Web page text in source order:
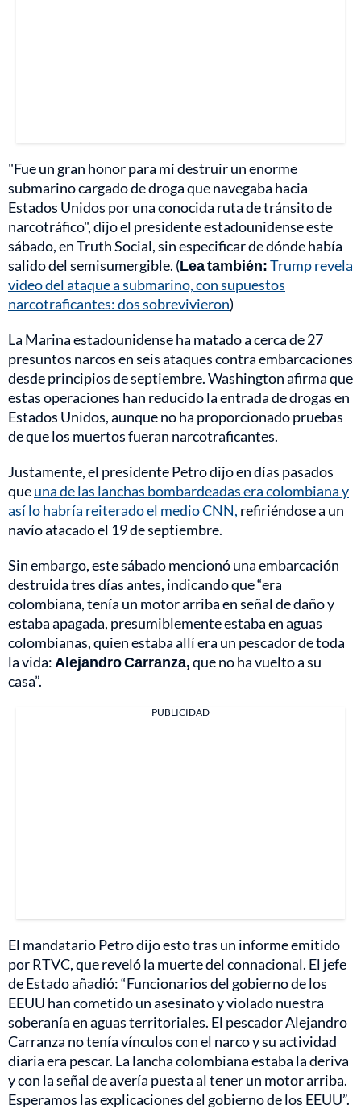
"Fue un gran honor para mí destruir un enorme
submarino cargado de droga que navegaba hacia
Estados Unidos por una conocida ruta de tránsito de
narcotráfico", dijo el presidente estadounidense este
sábado, en Truth Social, sin especificar de dónde había
salido del semisumergible. (Lea también:Trump revela
video del ataque a submarino, con supuestos
narcotraficantes: dos sobrevivieron)
La Marina estadounidense ha matado a cerca de 27
presuntos narcos en seis ataques contra embarcaciones
desde principios de septiembre. Washington afirma que
estas operaciones han reducido la entrada de drogas en
Estados Unidos, aunque no ha proporcionado pruebas
de que los muertos fueran narcotraficantes.
Justamente, el presidente Petro dijo en días pasados
queuna de las lanchas bombardeadas era colombiana y
así lo habría reiterado el medio CNN, refiriéndose a un
navío atacado el 19 de septiembre.
Sin embargo, este sábado mencionó una embarcación
destruida tres días antes, indicando que “era
colombiana, tenía un motor arriba en señal de daño y
estaba apagada, presumiblemente estaba en aguas
colombianas, quien estaba allí era un pescador de toda
la vida: Alejandro Carranza,que no ha vuelto a su
casa”.
PUBLICIDAD
El mandatario Petro dijo esto tras un informe emitido
por RTVC, que reveló la muerte del connacional. El jefe
de Estado añadió: “Funcionarios del gobierno de los
EEUU han cometido un asesinato y violado nuestra
soberanía en aguas territoriales. El pescador Alejandro
Carranza no tenía vínculos con el narco y su actividad
diaria era pescar. La lancha colombiana estaba la deriva
y con la señal de avería puesta al tener un motor arriba.
Esperamos las explicaciones del gobierno de los EEUU”.